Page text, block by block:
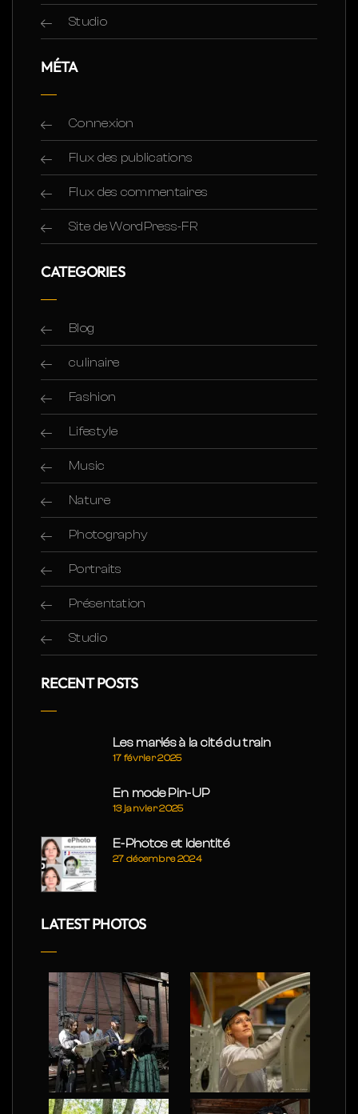
Studio
MÉTA
Connexion
Flux des publications
Flux des commentaires
Site de WordPress-FR
CATEGORIES
Blog
culinaire
Fashion
Lifestyle
Music
Nature
Photography
Portraits
Présentation
Studio
RECENT POSTS
Les mariés à la cité du train
17 février 2025
En mode Pin-UP
13 janvier 2025
E-Photos et Identité
27 décembre 2024
LATEST PHOTOS